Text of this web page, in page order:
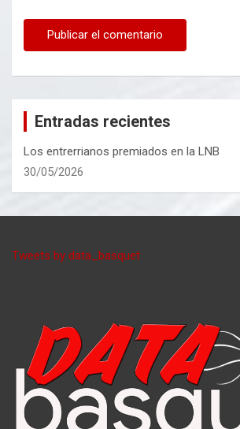
Entradas recientes
Los entrerrianos premiados en la LNB
30/05/2026
Tweets by data_basquet